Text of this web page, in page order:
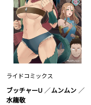
ライドコミックス
ブッチャーU
ムンムン
水龍敬